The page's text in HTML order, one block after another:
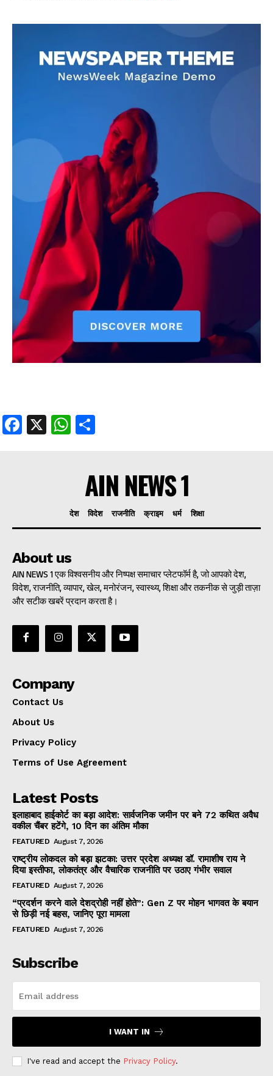
DOWNLOAD NOW
AIN NEWS 1
Contact Us
About Us
Privacy Policy
Terms of Use Agreement
Facebook
X WhatsApp
Share
Facebook
X WhatsApp
AIN NEWS 1
देश विदेश राजनीति क्राइम धर्म शिक्षा
About us
AIN NEWS 1 एक विश्वसनीय और निष्पक्ष समाचार प्लेटफॉर्म है, जो आपको देश,
विदेश, राजनीति, व्यापार, खेल, मनोरंजन, स्वास्थ्य, शिक्षा और तकनीक से जुड़ी ताज़ा
और सटीक खबरें प्रदान करता है।
Company
Contact Us
About Us
Privacy Policy
Terms of Use Agreement
Latest Posts
इलाहाबाद हाईकोर्ट का बड़ा आदेश: सार्वजनिक जमीन पर बने 72 कथित अवैध
वकील चैंबर हटेंगे, 10 दिन का अंतिम मौका
FEATURED August 7, 2026
राष्ट्रीय लोकदल को बड़ा झटका: उत्तर प्रदेश अध्यक्ष डॉ. रामाशीष राय ने
दिया इस्तीफा, लोकतंत्र और वैचारिक राजनीति पर उठाए गंभीर सवाल
FEATURED August 7, 2026
“प्रदर्शन करने वाले देशद्रोही नहीं होते”: Gen Z पर मोहन भागवत के बयान
से छिड़ी नई बहस, जानिए पूरा मामला
FEATURED August 7, 2026
Subscribe
I WANT IN
I've read and accept the Privacy Policy.